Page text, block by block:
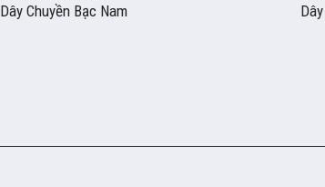
Dây Chuyền Bạc Nam